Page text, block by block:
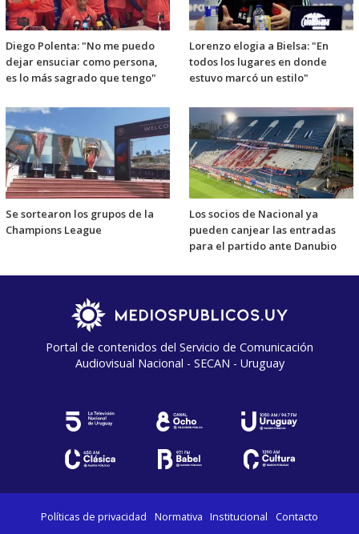
Diego Polenta: "No me puedo
dejar ensuciar como persona,
es lo más sagrado que tengo"
Lorenzo elogia a Bielsa: "En
todos los lugares en donde
estuvo marcó un estilo"
Se sortearon los grupos de la
Champions League
Los socios de Nacional ya
pueden canjear las entradas
para el partido ante Danubio
Portal de contenidos del Servicio de Comunicación
Audiovisual Nacional - SECAN - Uruguay
Políticas de privacidad Normativa Institucional Contacto